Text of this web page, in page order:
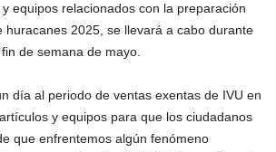
equipos relacionados con la preparación
huracanes 2025, se llevará a cabo durante
de semana de mayo.
día al periodo de ventas exentas de IVU en
y equipos para que los ciudadanos
que enfrentemos algún fenómeno